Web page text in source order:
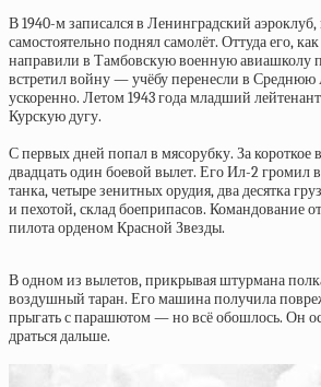
В 1940-м записался в Ленинградский аэроклуб,
самостоятельно поднял самолёт. Оттуда его,
направили в Тамбовскую военную авиашколу
встретил войну — учёбу перенесли в
ускоренно. Летом 1943 года младший
Курскую дугу.
С первых дней попал в мясорубку. За короткое
двадцать один боевой вылет. Его Ил-2 громил
танка, четыре зенитных орудия, два десятка
и пехотой, склад боеприпасов. Командование
пилота орденом Красной Звезды.
В одном из вылетов, прикрывая штурмана
воздушный таран. Его машина получила
прыгать с парашютом — но всё обошлось. Он
драться дальше.